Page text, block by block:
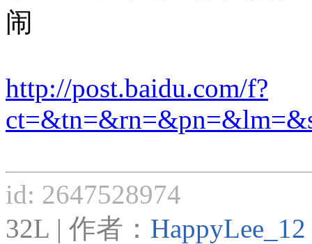
闹
http://post.baidu.com/f?
id: 2647528974
32L | 作者： HappyLee_12